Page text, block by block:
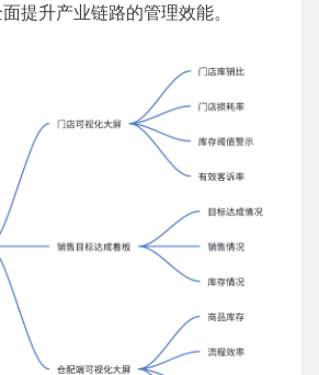
提升产业链路的管理效能。